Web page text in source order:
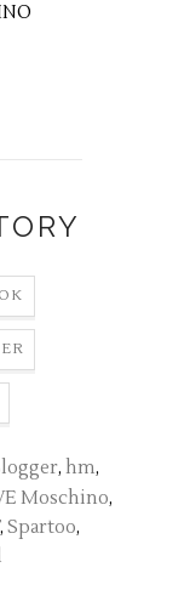
, hm,
Moschino,
, Spartoo,